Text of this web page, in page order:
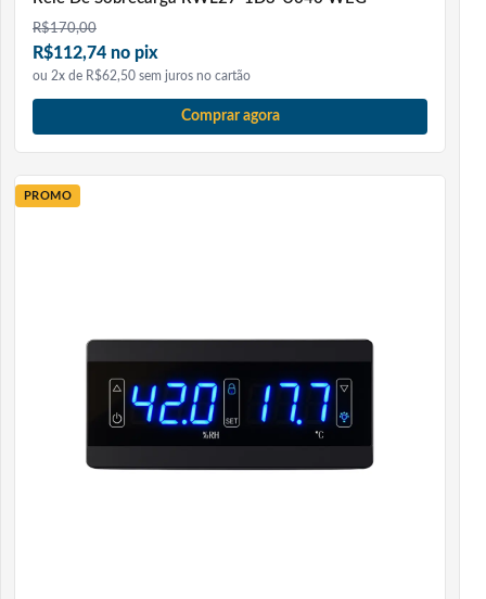
R$170,00
R$112,74 no pix
ou 2x de R$62,50 sem juros no cartão
Comprar agora
PROMO